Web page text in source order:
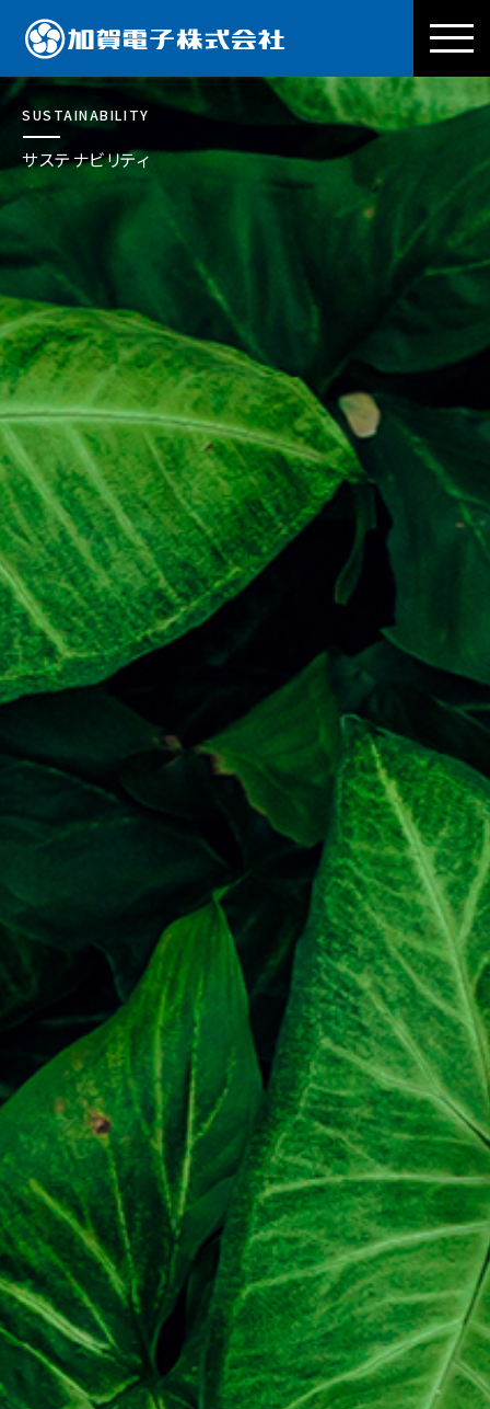
サステナビリティ
SUSTAINABILITY